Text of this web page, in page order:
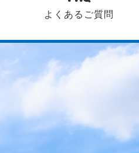
よくあるご質問